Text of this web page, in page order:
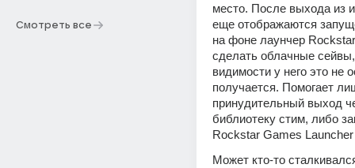
Смотреть все
место. После выхода из
еще отображаются
на фоне лаунчер
сделать облачные
видимости у него это не
получается. Помогает
принудительный выход
библиотеку стим, либо
Rockstar Games Launcher
Может кто-то